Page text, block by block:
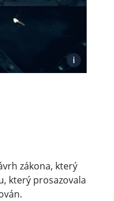
i
zákona, který
který prosazovala